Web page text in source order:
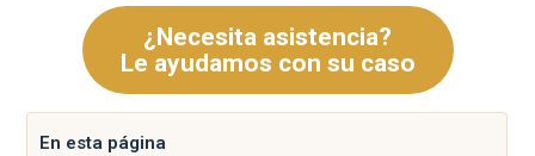
¿Necesita asistencia?
Le ayudamos con su caso
En esta página